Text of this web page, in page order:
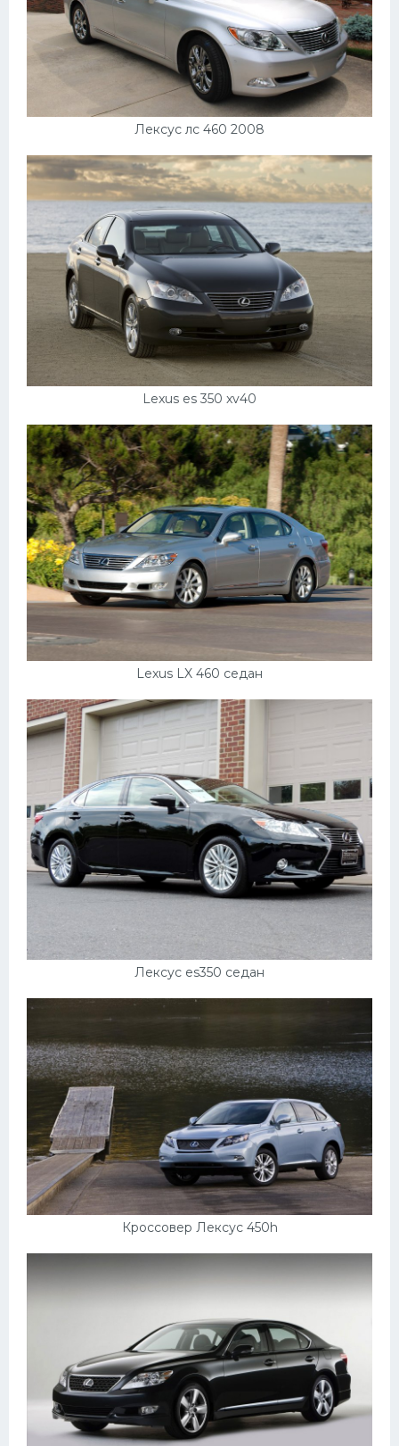
Лексус лс 460 2008
Lexus es 350 xv40
Lexus LX 460 седан
Лексус es350 седан
Кроссовер Лексус 450h